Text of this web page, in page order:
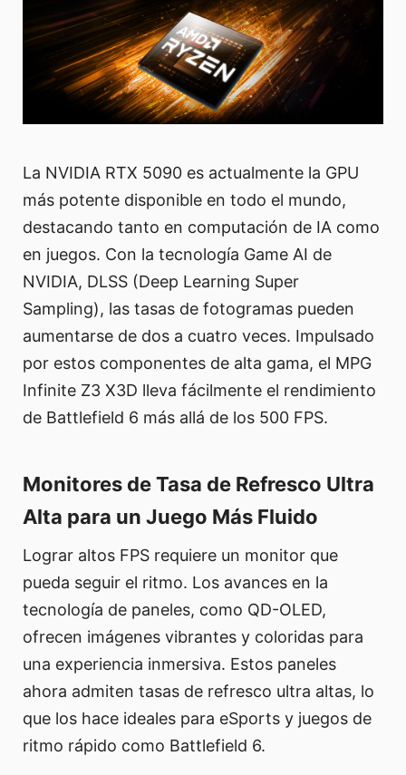
La NVIDIA RTX 5090 es actualmente la GPU
más potente disponible en todo el mundo,
destacando tanto en computación de IA como
en juegos. Con la tecnología Game AI de
NVIDIA, DLSS (Deep Learning Super
Sampling), las tasas de fotogramas pueden
aumentarse de dos a cuatro veces. Impulsado
por estos componentes de alta gama, el MPG
Infinite Z3 X3D lleva fácilmente el rendimiento
de Battlefield 6 más allá de los 500 FPS.
Monitores de Tasa de Refresco Ultra
Alta para un Juego Más Fluido
Lograr altos FPS requiere un monitor que
pueda seguir el ritmo. Los avances en la
tecnología de paneles, como QD-OLED,
ofrecen imágenes vibrantes y coloridas para
una experiencia inmersiva. Estos paneles
ahora admiten tasas de refresco ultra altas, lo
que los hace ideales para eSports y juegos de
ritmo rápido como Battlefield 6.